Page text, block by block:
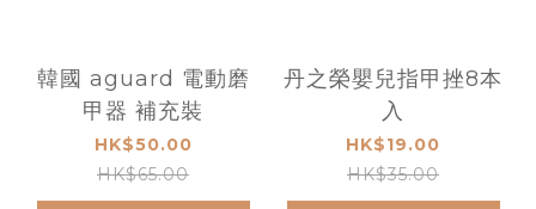
韓國 aguard 電動磨
甲器 補充裝
HK$50.00
HK$65.00
丹之榮嬰兒指甲挫8本
入
HK$19.00
HK$35.00